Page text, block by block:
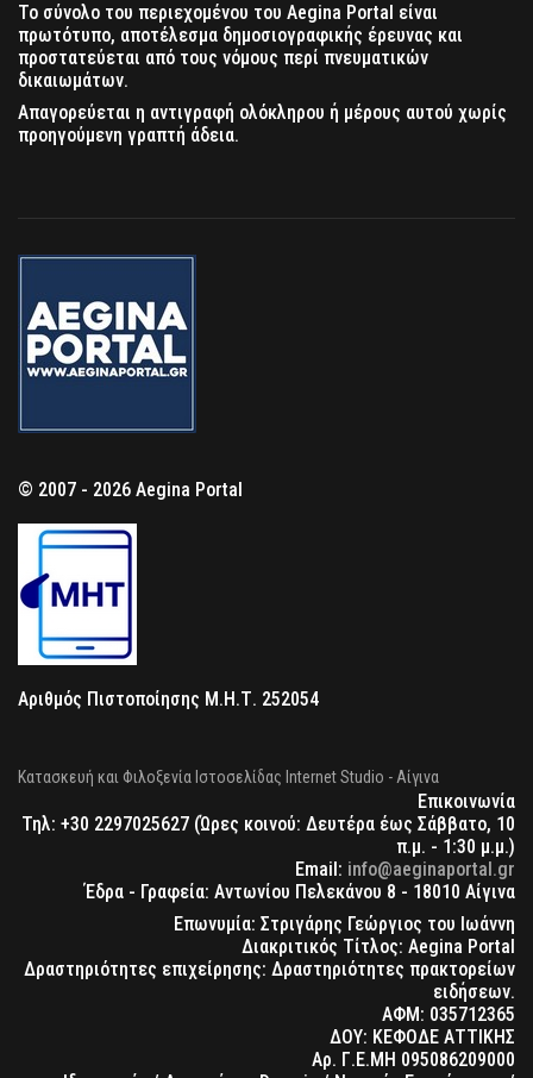
Το σύνολο του περιεχομένου του Aegina Portal είναι
πρωτότυπο, αποτέλεσμα δημοσιογραφικής έρευνας και
προστατεύεται από τους νόμους περί πνευματικών
δικαιωμάτων.
Απαγορεύεται η αντιγραφή ολόκληρου ή μέρους αυτού χωρίς
προηγούμενη γραπτή άδεια.
© 2007 - 2026 Aegina Portal
Αριθμός Πιστοποίησης Μ.Η.Τ. 252054
Κατασκευή και Φιλοξενία Ιστοσελίδας Internet Studio - Αίγινα
Επικοινωνία
Τηλ: +30 2297025627 (Ώρες κοινού: Δευτέρα έως Σάββατο, 10
π.μ. - 1:30 μ.μ.)
Email: info@aeginaportal.gr
Έδρα - Γραφεία: Αντωνίου Πελεκάνου 8 - 18010 Αίγινα
Επωνυμία: Στριγάρης Γεώργιος του Ιωάννη
Διακριτικός Τίτλος: Aegina Portal
Δραστηριότητες επιχείρησης: Δραστηριότητες πρακτορείων
ειδήσεων.
ΑΦΜ: 035712365
ΔΟΥ: ΚΕΦΟΔΕ ΑΤΤΙΚΗΣ
Αρ. Γ.Ε.ΜΗ 095086209000